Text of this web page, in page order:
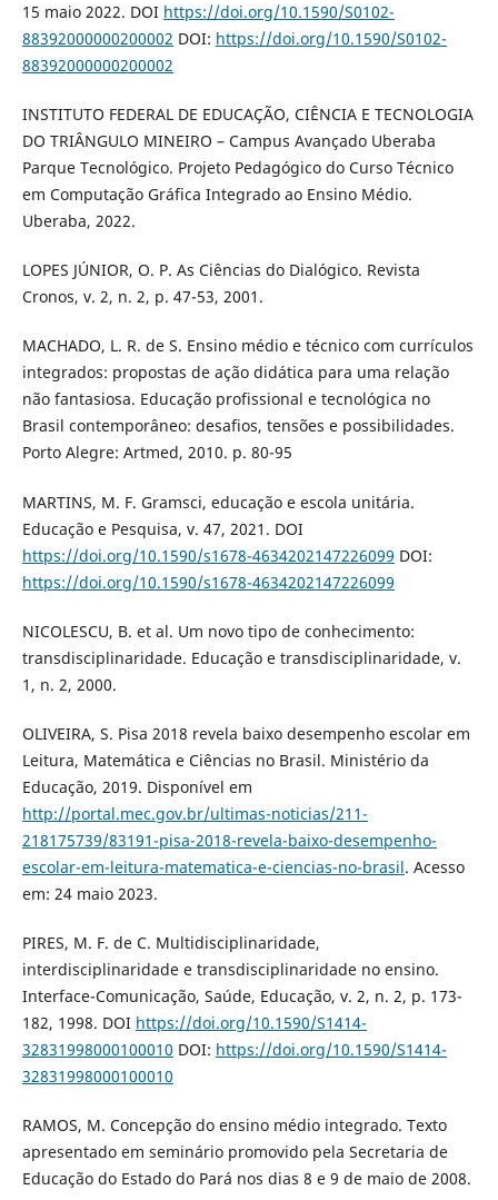
15 maio 2022. DOI https://doi.org/10.1590/S0102-
88392000000200002 DOI: https://doi.org/10.1590/S0102-
88392000000200002
INSTITUTO FEDERAL DE EDUCAÇÃO, CIÊNCIA E TECNOLOGIA
DO TRIÂNGULO MINEIRO – Campus Avançado Uberaba
Parque Tecnológico. Projeto Pedagógico do Curso Técnico
em Computação Gráfica Integrado ao Ensino Médio.
Uberaba, 2022.
LOPES JÚNIOR, O. P. As Ciências do Dialógico. Revista
Cronos, v. 2, n. 2, p. 47-53, 2001.
MACHADO, L. R. de S. Ensino médio e técnico com currículos
integrados: propostas de ação didática para uma relação
não fantasiosa. Educação profissional e tecnológica no
Brasil contemporâneo: desafios, tensões e possibilidades.
Porto Alegre: Artmed, 2010. p. 80-95
MARTINS, M. F. Gramsci, educação e escola unitária.
Educação e Pesquisa, v. 47, 2021. DOI
https://doi.org/10.1590/s1678-4634202147226099 DOI:
https://doi.org/10.1590/s1678-4634202147226099
NICOLESCU, B. et al. Um novo tipo de conhecimento:
transdisciplinaridade. Educação e transdisciplinaridade, v.
1, n. 2, 2000.
OLIVEIRA, S. Pisa 2018 revela baixo desempenho escolar em
Leitura, Matemática e Ciências no Brasil. Ministério da
Educação, 2019. Disponível em
http://portal.mec.gov.br/ultimas-noticias/211-
218175739/83191-pisa-2018-revela-baixo-desempenho-
escolar-em-leitura-matematica-e-ciencias-no-brasil. Acesso
em: 24 maio 2023.
PIRES, M. F. de C. Multidisciplinaridade,
interdisciplinaridade e transdisciplinaridade no ensino.
Interface-Comunicação, Saúde, Educação, v. 2, n. 2, p. 173-
182, 1998. DOI https://doi.org/10.1590/S1414-
32831998000100010 DOI: https://doi.org/10.1590/S1414-
32831998000100010
RAMOS, M. Concepção do ensino médio integrado. Texto
apresentado em seminário promovido pela Secretaria de
Educação do Estado do Pará nos dias 8 e 9 de maio de 2008.